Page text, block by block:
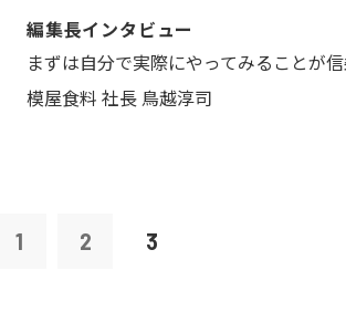
編集長インタビュー
まずは自分で実際にやってみることが
模屋食料 社長 鳥越淳司
1 2 3